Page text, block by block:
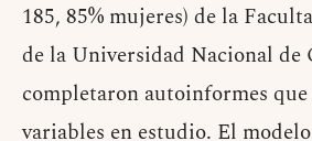
185, 85% mujeres) de la
de la Universidad Nacional de
completaron autoinformes
variables en estudio. El